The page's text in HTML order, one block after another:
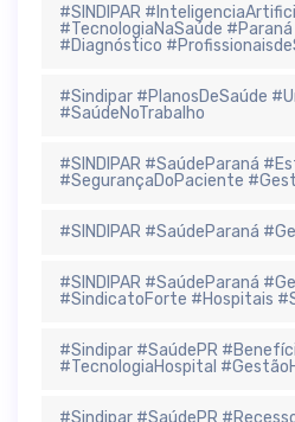
#SINDIPAR
#TecnologiaNaSaúde
#Diagnóstico
#Sindipar #PlanosDeSaúde
#SaúdeNoTrabalho
#SINDIPAR #SaúdeParaná
#SegurançaDoPaciente
#SINDIPAR #SaúdeParaná
#SINDIPAR #SaúdeParaná
#SindicatoForte #Hospitais
#Sindipar #SaúdePR
#TecnologiaHospital
#Sindipar #SaúdePR